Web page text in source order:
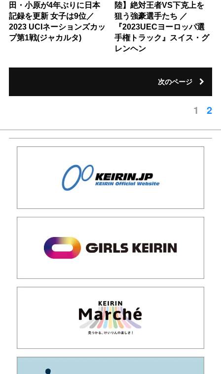
田・小原が4年ぶりに日本
記録を更新 女子は9位／
2023 UCIネーションズカッ
プ第1戦(ジャカルタ)
陸】絶対王者VS下克上を
狙う強豪選手たち ／
『2023UECヨーロッパ選
手権トラック』スイス・グ
レンヘン
次のページ
1 2